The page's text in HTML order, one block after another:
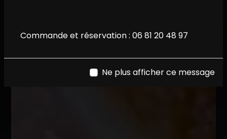
Commande et réservation : 06 81 20 48 97
Ne plus afficher ce message